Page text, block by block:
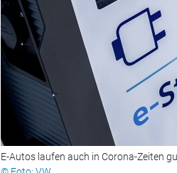
E-Autos laufen auch in Corona-Zeiten